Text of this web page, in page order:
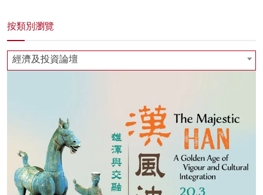
按類別瀏覽
經濟及投資論壇